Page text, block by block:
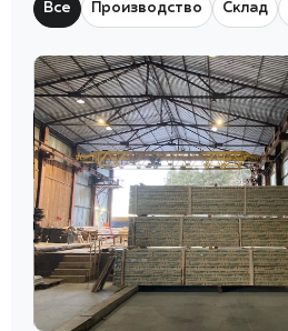
Все Производство Склад